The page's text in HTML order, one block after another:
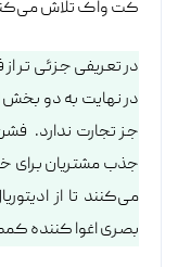
کت واک تلاش
در تعریفی جزئی تر
در نهایت به دو
جز تجارت ندارد.
جذب مشتریان برای
می‌کنند تا از
بصری اغوا کننده